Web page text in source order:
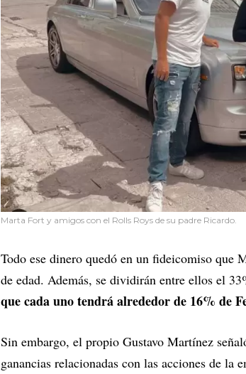
Marta Fort y amigos con el Rolls Roys de su padre Ricardo.
Todo ese dinero quedó en un fideicomiso que
de edad. Además, se dividirán entre ellos el
que cada uno tendrá alrededor de 16% de
Sin embargo, el propio Gustavo Martínez
ganancias relacionadas con las acciones de la